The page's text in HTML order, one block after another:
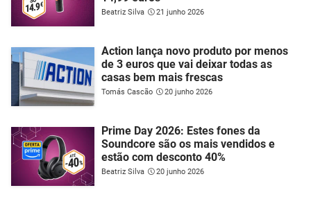
Beatriz Silva 21 junho 2026
Action lança novo produto por menos
de 3 euros que vai deixar todas as
casas bem mais frescas
Tomás Cascão 20 junho 2026
Prime Day 2026: Estes fones da
Soundcore são os mais vendidos e
estão com desconto 40%
Beatriz Silva 20 junho 2026